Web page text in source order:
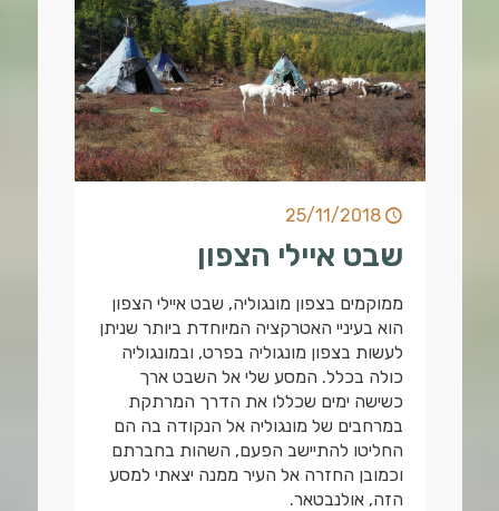
25/11/2018
שבט איילי הצפון
ממוקמים בצפון מונגוליה, שבט איילי הצפון
הוא בעיניי האטרקציה המיוחדת ביותר שניתן
לעשות בצפון מונגוליה בפרט, ובמונגוליה
כולה בכלל. המסע שלי אל השבט ארך
כשישה ימים שכללו את הדרך המרתקת
במרחבים של מונגוליה אל הנקודה בה הם
החליטו להתיישב הפעם, השהות בחברתם
וכמובן החזרה אל העיר ממנה יצאתי למסע
הזה, אולנבטאר.